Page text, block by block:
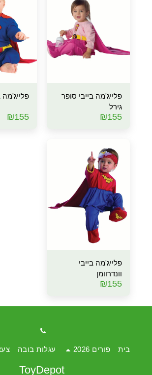
פלייג'מה בייבי סופר
גירל
₪155
פלייג'מה
₪155
פלייג'מה בייבי
וונדרוומן
₪155
ToyDepot
בית פורים 2026 עגלות בובה